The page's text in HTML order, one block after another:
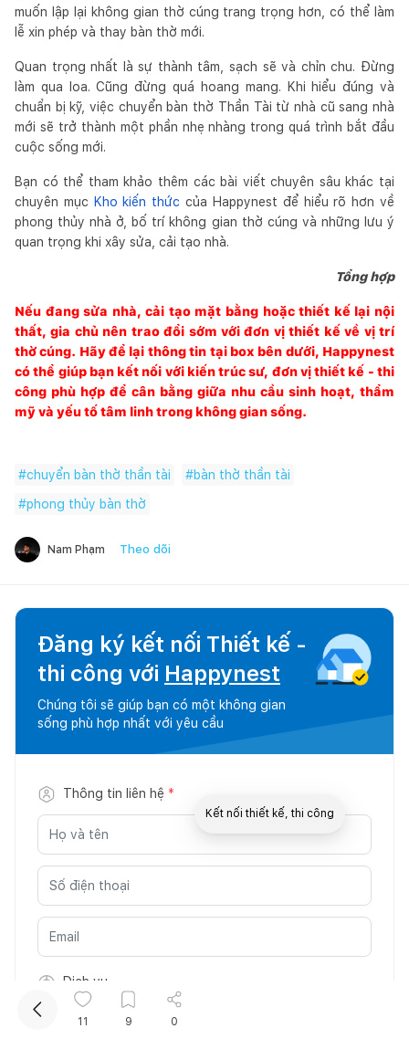
muốn lập lại không gian thờ cúng trang trọng hơn, có thể làm
lễ xin phép và thay bàn thờ mới.
Quan trọng nhất là sự thành tâm, sạch sẽ và chỉn chu. Đừng
làm qua loa. Cũng đừng quá hoang mang. Khi hiểu đúng và
chuẩn bị kỹ, việc chuyển bàn thờ Thần Tài từ nhà cũ sang nhà
mới sẽ trở thành một phần nhẹ nhàng trong quá trình bắt đầu
cuộc sống mới.
Bạn có thể tham khảo thêm các bài viết chuyên sâu khác tại
chuyên mục Kho kiến thức của Happynest để hiểu rõ hơn về
phong thủy nhà ở, bố trí không gian thờ cúng và những lưu ý
quan trọng khi xây sửa, cải tạo nhà.
Tổng hợp
Nếu đang sửa nhà, cải tạo mặt bằng hoặc thiết kế lại nội
thất, gia chủ nên trao đổi sớm với đơn vị thiết kế về vị trí
thờ cúng. Hãy để lại thông tin tại box bên dưới, Happynest
có thể giúp bạn kết nối với kiến trúc sư, đơn vị thiết kế - thi
công phù hợp để cân bằng giữa nhu cầu sinh hoạt, thẩm
mỹ và yếu tố tâm linh trong không gian sống.
#chuyển bàn thờ thần tài #bàn thờ thần tài
#phong thủy bàn thờ
Nam Phạm Theo dõi
Đăng ký kết nối Thiết kế -
thi công với Happynest
Chúng tôi sẽ giúp bạn có một không gian
sống phù hợp nhất với yêu cầu
Thông tin liên hệ *
Dịch vụ
Dịch vụ
11 9 0
Kết nối thiết kế, thi công
Mua sắm hoàn thiện nhà